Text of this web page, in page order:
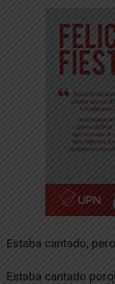
Estaba cantado,
Estaba cantado